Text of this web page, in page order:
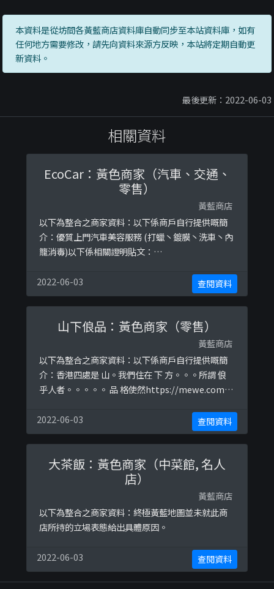
本資料是從坊間各黃藍商店資料庫自動同步至本站資料庫，如有
任何地方需要修改，請先向資料來源方反映，本站將定期自動更
新資料。
最後更新：2022-06-03
相關資料
EcoCar：黃色商家（汽車、交通、
零售）
黃藍商店
以下為整合之商家資料：以下係商戶自行提供嘅簡
介：優質上門汽車美容服務 (打蠟丶鍍膜丶洗車丶內
籠消毒)以下係相關證明貼文：
posts/399865687283995https://www.faceboo
k.com/ecohomehkauto/posts/5250387847666
84https://www.facebook ...
2022-06-03 查閱資料
山下俍品：黃色商家（零售）
黃藍商店
以下為整合之商家資料：以下係商戶自行提供嘅簡
介：香港四處是 山。我們住在 下 方。。。所謂 俍
乎人者。。。。。 品 格使然https://mewe.com/i-
https://www.facebook.com/bfypros/posts/12
4836089266202https://www.facebook.com/bf
ypros/posts/126 ...
2022-06-03 查閱資料
大茶飯：黃色商家（中菜館, 名人
店）
黃藍商店
以下為整合之商家資料：終極黃藍地圖並未就此商
店所持的立場表態給出具體原因。
2022-06-03 查閱資料